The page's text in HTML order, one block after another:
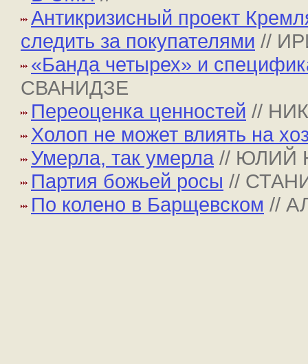
Антикризисный проект
следить за покупателями //
«Банда четырех» и
СВАНИДЗЕ
Переоценка ценностей //
Холоп не может влиять на
Умерла, так умерла // ЮЛИЙ
Партия божьей росы //
По колено в Барщевском //